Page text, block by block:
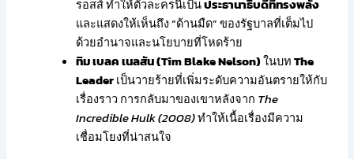
รอสส์ ทำให้ตัวละครนี้เป็นประธานาธิบดีที่ทรงพลัง
และแสดงให้เห็นถึง “ด้านมืด” ของรัฐบาลที่เต็มไป
ด้วยอำนาจและนโยบายที่โหดร้าย
ทิม เบลค เนลสัน (Tim Blake Nelson)ในบทThe
Leaderเป็นวายร้ายที่เพิ่มระดับความอันตรายให้กับ
เรื่องราว การกลับมาของเขาหลังจาก The
Incredible Hulk (2008)ทำให้เนื้อเรื่องมีความ
เชื่อมโยงที่น่าสนใจ